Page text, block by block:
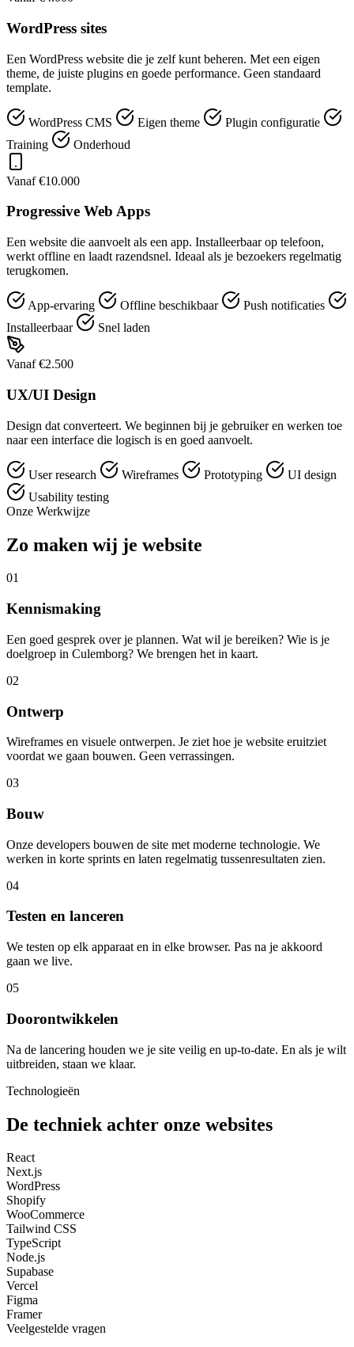
WordPress sites
Een WordPress website die je zelf kunt beheren. Met een eigen
theme, de juiste plugins en goede performance. Geen standaard
template.
WordPress CMS Eigen theme
Plugin configuratie
Training
Onderhoud
Vanaf €10.000
Progressive Web Apps
Een website die aanvoelt als een app. Installeerbaar op telefoon,
werkt offline en laadt razendsnel. Ideaal als je bezoekers regelmatig
terugkomen.
App-ervaring Offline beschikbaar
Push notificaties
Installeerbaar
Snel laden
Vanaf €2.500
UX/UI Design
Design dat converteert. We beginnen bij je gebruiker en werken toe
naar een interface die logisch is en goed aanvoelt.
User research Wireframes Prototyping
UI design
Usability testing
Onze Werkwijze
Zo maken wij je website
01
Kennismaking
Een goed gesprek over je plannen. Wat wil je bereiken? Wie is je
doelgroep in Culemborg? We brengen het in kaart.
02
Ontwerp
Wireframes en visuele ontwerpen. Je ziet hoe je website eruitziet
voordat we gaan bouwen. Geen verrassingen.
03
Bouw
Onze developers bouwen de site met moderne technologie. We
werken in korte sprints en laten regelmatig tussenresultaten zien.
04
Testen en lanceren
We testen op elk apparaat en in elke browser. Pas na je akkoord
gaan we live.
05
Doorontwikkelen
Na de lancering houden we je site veilig en up-to-date. En als je wilt
uitbreiden, staan we klaar.
Technologieën
De techniek achter onze websites
React
Next.js
WordPress
Shopify
WooCommerce
Tailwind CSS
TypeScript
Node.js
Supabase
Vercel
Figma
Framer
Veelgestelde vragen